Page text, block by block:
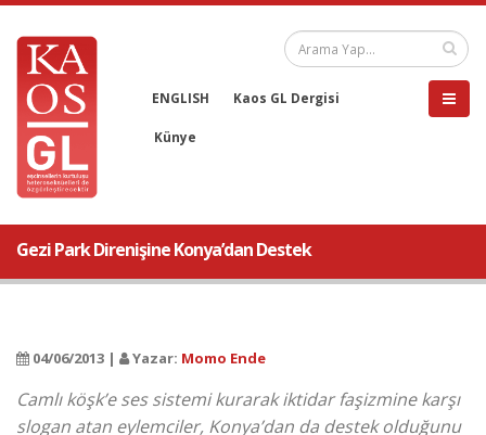
ENGLISH Kaos GL Dergisi
Künye
Gezi Park Direnişine Konya’dan Destek
04/06/2013 | Yazar: Momo Ende
Camlı köşk’e ses sistemi kurarak iktidar faşizmine karşı
slogan atan eylemciler, Konya’dan da destek olduğunu